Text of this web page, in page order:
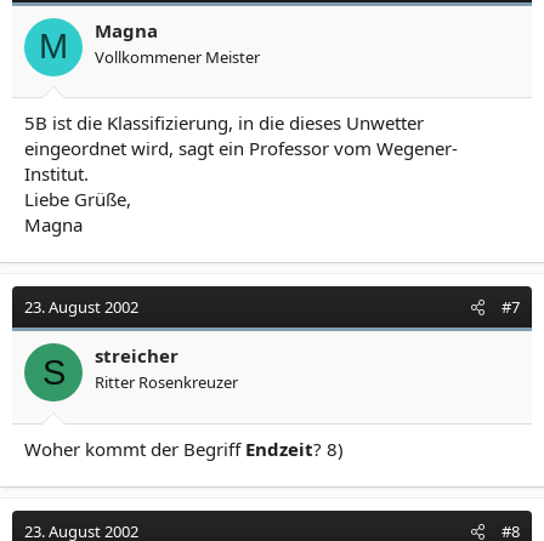
M Magna
Vollkommener Meister
5B ist die Klassifizierung, in die dieses Unwetter
eingeordnet wird, sagt ein Professor vom Wegener-
Institut.
Liebe Grüße,
Magna
23. August 2002 #7
S streicher
Ritter Rosenkreuzer
Woher kommt der Begriff Endzeit? 8)
23. August 2002 #8